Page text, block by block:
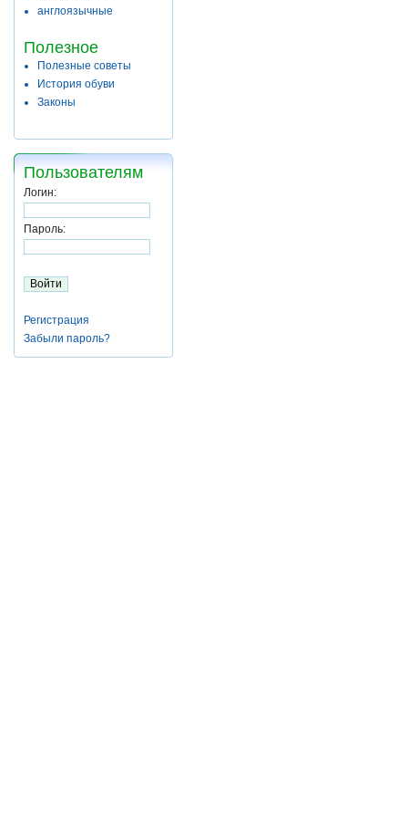
англоязычные
Полезное
Полезные советы
История обуви
Законы
Пользователям
Логин:
Пароль:
Регистрация
Забыли пароль?